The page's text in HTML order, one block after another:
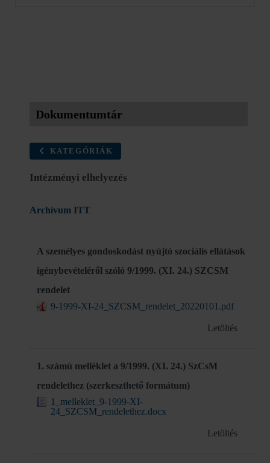
Dokumentumtár
KATEGÓRIÁK
Intézményi elhelyezés
Archívum ITT
A személyes gondoskodást nyújtó szociális ellátások
igénybevételéről szóló 9/1999. (XI. 24.) SZCSM
rendelet
9-1999-XI-24_SZCSM_rendelet_20220101.pdf
Letöltés
1. számú melléklet a 9/1999. (XI. 24.) SzCsM
rendelethez (szerkeszthető formátum)
1_melleklet_9-1999-XI-
24_SZCSM_rendelethez.docx
Letöltés